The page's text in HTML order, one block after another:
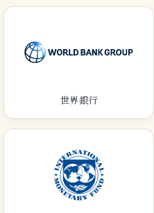
世界銀行